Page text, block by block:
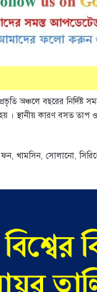
অঞ্চলে বছরের নির্দিষ্ট
। স্থানীয় কারণ বসত তাপ
খামসিন, সোলানো,